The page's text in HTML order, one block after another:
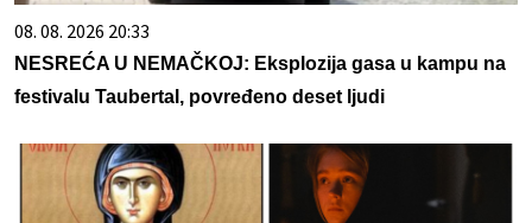
08. 08. 2026 20:33
NESREĆA U NEMAČKOJ: Eksplozija gasa u kampu na
festivalu Taubertal, povređeno deset ljudi